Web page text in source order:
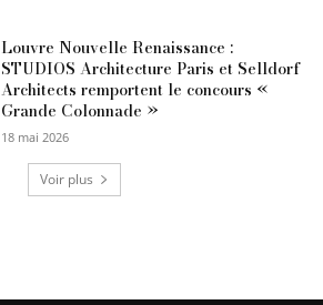
Louvre Nouvelle Renaissance :
STUDIOS Architecture Paris et Selldorf
Architects remportent le concours «
Grande Colonnade »
18 mai 2026
Voir plus